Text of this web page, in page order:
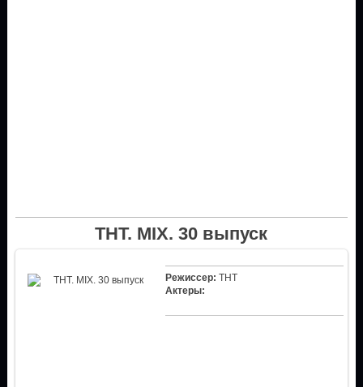
ТНТ. MIX. 30 выпуск
Режиссер: ТНТ
Актеры: